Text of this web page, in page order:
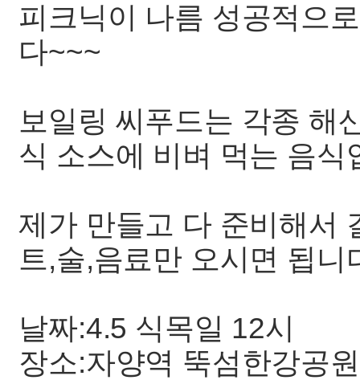
피크닉이 나름 성공적으
다~~~
보일링 씨푸드는 각종 해
식 소스에 비벼 먹는 음식
제가 만들고 다 준비해서
트,술,음료만 오시면 됩니
날짜:4.5 식목일 12시
장소:자양역 뚝섬한강공원